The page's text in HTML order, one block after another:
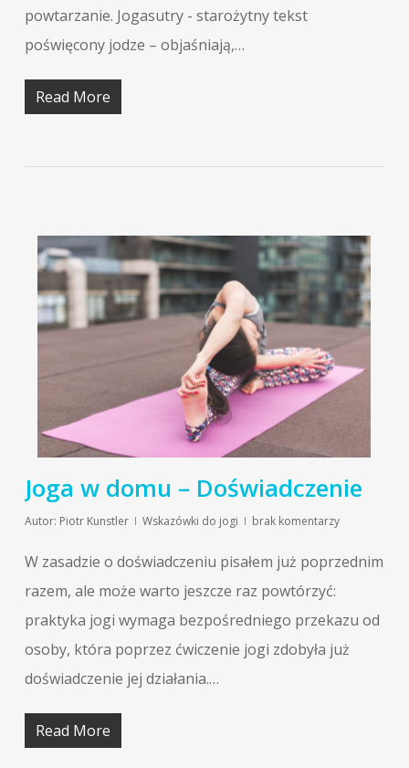
powtarzanie. Jogasutry - starożytny tekst
poświęcony jodze – objaśniają,…
Read More
Joga w domu – Doświadczenie
Autor: Piotr Kunstler Wskazówki do jogi brak komentarzy
W zasadzie o doświadczeniu pisałem już poprzednim
razem, ale może warto jeszcze raz powtórzyć:
praktyka jogi wymaga bezpośredniego przekazu od
osoby, która poprzez ćwiczenie jogi zdobyła już
doświadczenie jej działania.…
Read More